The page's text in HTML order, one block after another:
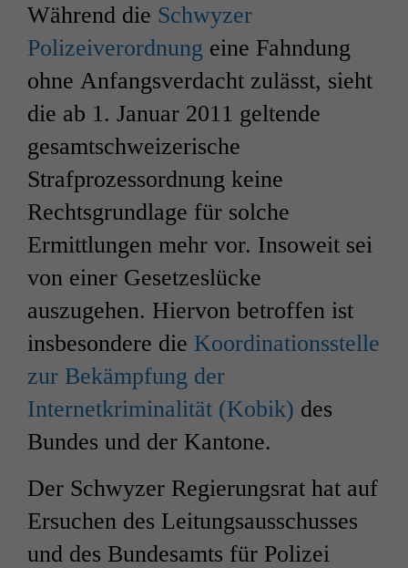
Während die Schwyzer
Polizeiverordnung eine Fahndung
ohne Anfangsverdacht zulässt, sieht
die ab 1. Januar 2011 geltende
gesamtschweizerische
Strafprozessordnung keine
Rechtsgrundlage für solche
Ermittlungen mehr vor. Insoweit sei
von einer Gesetzeslücke
auszugehen. Hiervon betroffen ist
insbesondere die Koordinationsstelle
zur Bekämpfung der
Internetkriminalität (Kobik) des
Bundes und der Kantone.
Der Schwyzer Regierungsrat hat auf
Ersuchen des Leitungsausschusses
und des Bundesamts für Polizei